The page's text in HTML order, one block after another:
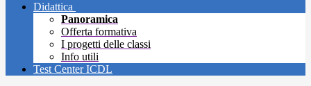
Didattica
Panoramica
Offerta formativa
I progetti delle classi
Info utili
Test Center ICDL